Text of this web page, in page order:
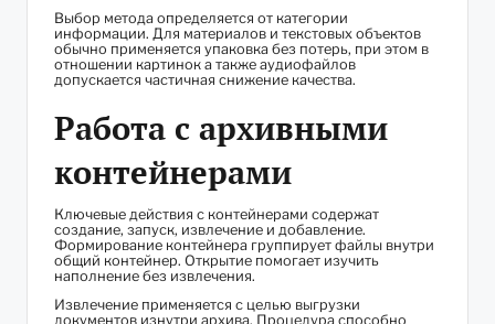
Выбор метода определяется от категории
информации. Для материалов и текстовых объектов
обычно применяется упаковка без потерь, при этом в
отношении картинок а также аудиофайлов
допускается частичная снижение качества.
Работа с архивными
контейнерами
Ключевые действия с контейнерами содержат
создание, запуск, извлечение и добавление.
Формирование контейнера группирует файлы внутри
общий контейнер. Открытие помогает изучить
наполнение без извлечения.
Извлечение применяется с целью выгрузки
документов изнутри архива. Процедура способно